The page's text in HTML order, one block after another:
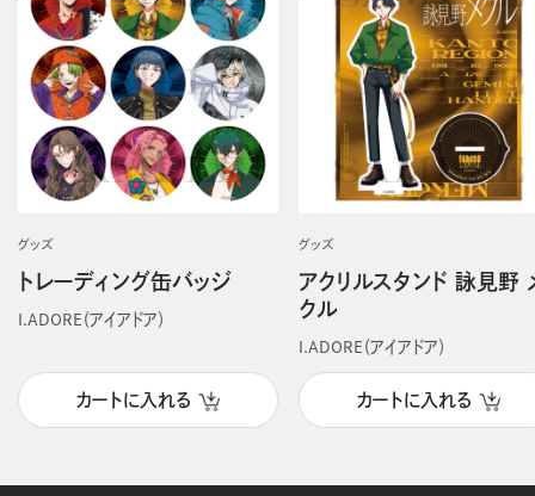
グッズ
トレーディング缶バッジ
I.ADORE（アイアドア）
カートに入れる
グッズ
アクリルスタンド 詠見野
クル
I.ADORE（アイアドア）
カートに入れる